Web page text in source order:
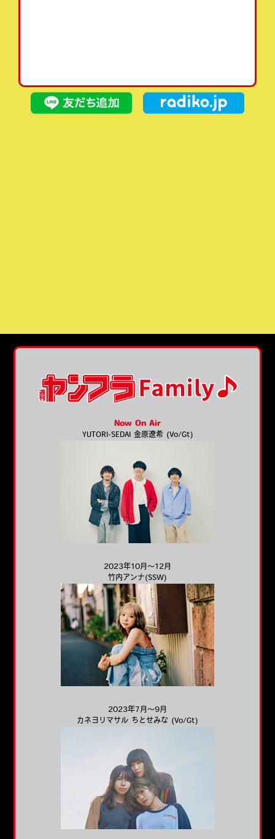
Now On Air
YUTORI-SEDAI 金原遼希 (Vo/Gt)
2023年10月～12月
竹内アンナ(SSW)
2023年7月～9月
カネヨリマサル ちとせみな (Vo/Gt)